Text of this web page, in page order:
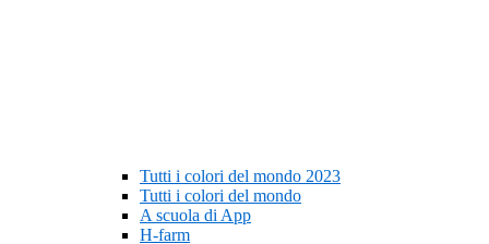
Tutti i colori del mondo 2023
Tutti i colori del mondo
A scuola di App
H-farm